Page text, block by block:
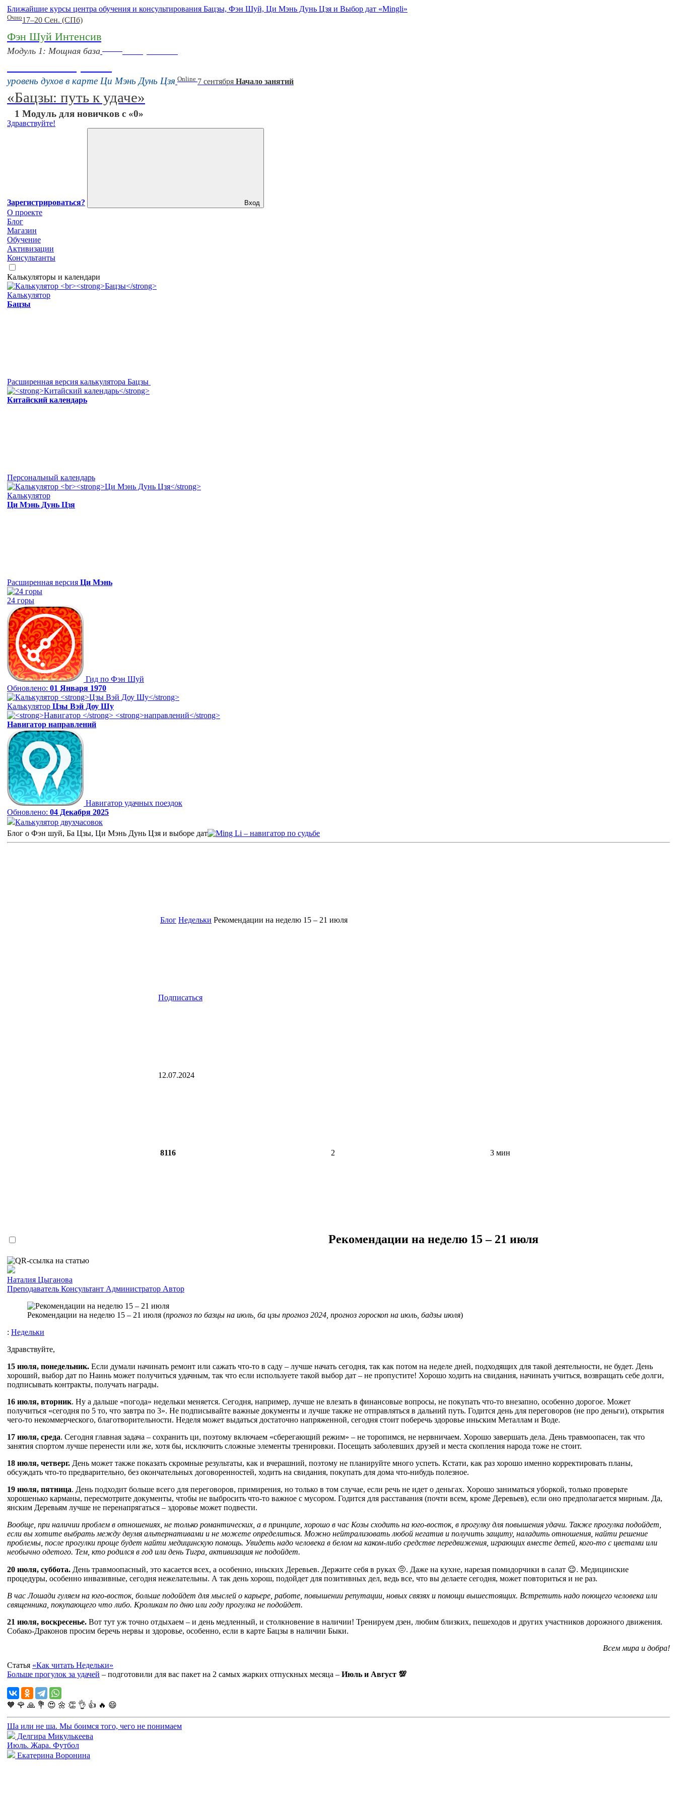
Ближайшие курсы центра обучения и консультирования Бацзы, Фэн Шуй, Ци Мэнь Дунь Цзя и Выбор дат «Mingli»
Очно17–20 Сен. (СПб)
Фэн Шуй Интенсив
Модуль 1: Мощная база
уровень духов в карте Ци Мэнь Дунь Цзя Online 7 сентября Начало занятий
«Бацзы: путь к удаче»
1 Модуль для новичков с «0»
Здравствуйте!
Зарегистрироваться? Вход
О проекте
Блог
Магазин
Обучение
Активизации
Консультанты
Калькуляторы и календари
Калькулятор
Бацзы
Расширенная версия калькулятора Бацзы
Китайский календарь
Персональный календарь
Калькулятор
Ци Мэнь Дунь Цзя
Расширенная версия Ци Мэнь
24 горы
Гид по Фэн Шуй
Обновлено: 01 Января 1970
Калькулятор Цзы Вэй Доу Шу
Навигатор направлений
Навигатор удачных поездок
Обновлено: 04 Декабря 2025
Калькулятор двухчасовок
Блог о Фэн шуй, Ба Цзы, Ци Мэнь Дунь Цзя и выборе дат
Блог Недельки Рекомендации на неделю 15 – 21 июля
Подписаться
12.07.2024
8116 2 3 мин
Рекомендации на неделю 15 – 21 июля
Наталия Цыганова
Преподаватель Консультант Администратор Автор
Рекомендации на неделю 15 – 21 июля (прогноз по базцы на июль, ба цзы прогноз 2024, прогноз гороскоп на июль, бадзы июля)
: Недельки
Здравствуйте,
15 июля, понедельник. Если думали начинать ремонт или сажать что-то в саду – лучше начать сегодня, так как потом на неделе дней, подходящих для такой деятельности, не будет. День
хороший, выбор дат по Наинь может получиться удачным, так что если используете такой выбор дат – не пропустите! Хорошо ходить на свидания, начинать учиться, возвращать себе долги,
подписывать контракты, получать награды.
16 июля, вторник. Ну а дальше «погода» недельки меняется. Сегодня, например, лучше не влезать в финансовые вопросы, не покупать что-то внезапно, особенно дорогое. Может
получиться «сегодня по 5 то, что завтра по 3». Не подписывайте важные документы и лучше также не отправляться в дальний путь. Годится день для переговоров (не про деньги), открытия
чего-то некоммерческого, благотворительности. Неделя может выдаться достаточно напряженной, сегодня стоит поберечь здоровье иньским Металлам и Воде.
17 июля, среда. Сегодня главная задача – сохранить ци, поэтому включаем «сберегающий режим» – не торопимся, не нервничаем. Хорошо завершать дела. День травмоопасен, так что
занятия спортом лучше перенести или же, хотя бы, исключить сложные элементы тренировки. Посещать заболевших друзей и места скопления народа тоже не стоит.
18 июля, четверг. День может также показать скромные результаты, как и вчерашний, поэтому не планируйте много успеть. Кстати, как раз хорошо именно корректировать планы,
обсуждать что-то предварительно, без окончательных договоренностей, ходить на свидания, покупать для дома что-нибудь полезное.
19 июля, пятница. День подходит больше всего для переговоров, примирения, но только в том случае, если речь не идет о деньгах. Хорошо заниматься уборкой, только проверьте
хорошенько карманы, пересмотрите документы, чтобы не выбросить что-то важное с мусором. Годится для расставания (почти всем, кроме Деревьев), если оно предполагается мирным. Да,
янским Деревьям лучше не перенапрягаться – здоровье может подвести.
Вообще, при наличии проблем в отношениях, не только романтических, а в принципе, хорошо в час Козы сходить на юго-восток, в прогулку для повышения удачи. Также прогулка подойдет,
если вы хотите выбрать между двумя альтернативами и не можете определиться. Можно нейтрализовать любой негатив и получить защиту, наладить отношения, найти решение
проблемы, после прогулки проще будет найти медицинскую помощь. Увидеть надо человека в белом на каком-либо средстве передвижения, играющих вместе детей, кого-то с цветами или
необычно одетого. Тем, кто родился в год или день Тигра, активизация не подойдет.
20 июля, суббота. День травмоопасный, это касается всех, а особенно, иньских Деревьев. Держите себя в руках 🤨. Даже на кухне, нарезая помидорчики в салат 😉. Медицинские
процедуры, особенно инвазивные, сегодня нежелательны. А так день хорош, подойдет для позитивных дел, ведь все, что вы делаете сегодня, может повториться и не раз.
В час Лошади гуляем на юго-восток, больше подойдет для мыслей о карьере, работе, повышении репутации, новых связях и помощи вышестоящих. Встретить надо поющего человека или
священника, покупающего что либо. Кроликам по дню или году прогулка не подойдет.
21 июля, воскресенье. Вот тут уж точно отдыхаем – и день медленный, и столкновение в наличии! Тренируем дзен, любим близких, пешеходов и других участников дорожного движения.
Собако-Драконов просим беречь нервы и здоровье, особенно, если в карте Бацзы в наличии Быки.
Всем мира и добра!
Статья «Как читать Недельки»
Больше прогулок за удачей – подготовили для вас пакет на 2 самых жарких отпускных месяца – Июль и Август 💯
🧡 🌹 🙏 💐 😍 🌼 👏 👌 👍 🔥 😄
Ша или не ша. Мы боимся того, чего не понимаем
Делгира Микулькеева
Июль. Жара. Футбол
Екатерина Воронина